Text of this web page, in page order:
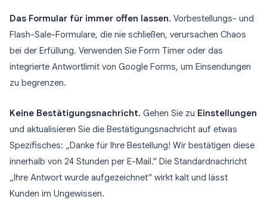
Das Formular für immer offen lassen. Vorbestellungs- und
Flash-Sale-Formulare, die nie schließen, verursachen Chaos
bei der Erfüllung. Verwenden Sie Form Timer oder das
integrierte Antwortlimit von Google Forms, um Einsendungen
zu begrenzen.
Keine Bestätigungsnachricht. Gehen Sie zu Einstellungen
und aktualisieren Sie die Bestätigungsnachricht auf etwas
Spezifisches: „Danke für Ihre Bestellung! Wir bestätigen diese
innerhalb von 24 Stunden per E-Mail.“ Die Standardnachricht
„Ihre Antwort wurde aufgezeichnet“ wirkt kalt und lässt
Kunden im Ungewissen.